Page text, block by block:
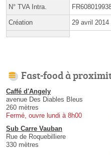
N° TVA Intra.
Création 29 avril 2014
Fast-food à
Caffé d'Angely
avenue Des Diables Bleus
260 mètres
Fermé, ouvre lundi à 8h00
Sub Carre Vauban
Rue de Roquebilliere
330 mètres